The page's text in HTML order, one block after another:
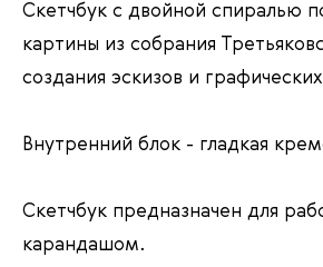
Скетчбук с двойной спиралью
картины из собрания
создания эскизов и
Внутренний блок - гладкая
Скетчбук предназначен для
карандашом.